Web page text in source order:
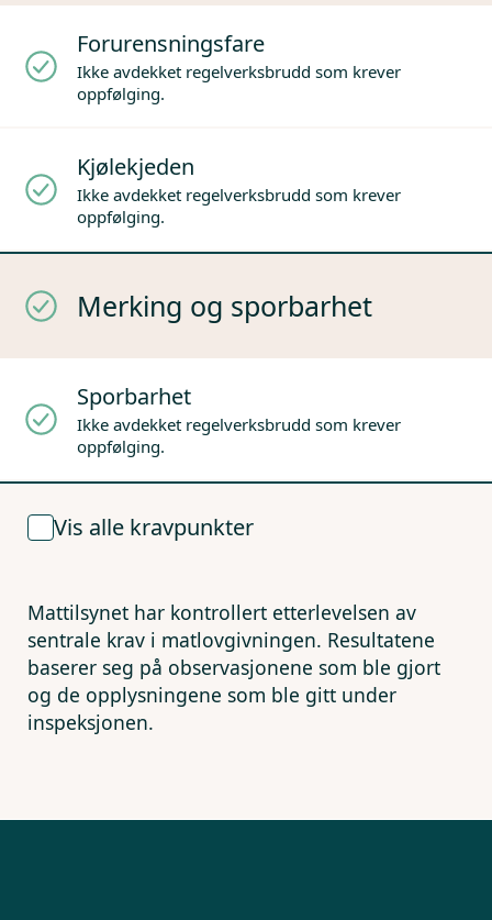
Forurensningsfare
Ikke avdekket regelverksbrudd som krever
oppfølging.
Kjølekjeden
Ikke avdekket regelverksbrudd som krever
oppfølging.
Merking og sporbarhet
Sporbarhet
Ikke avdekket regelverksbrudd som krever
oppfølging.
Vis alle kravpunkter
Mattilsynet har kontrollert etterlevelsen av
sentrale krav i matlovgivningen. Resultatene
baserer seg på observasjonene som ble gjort
og de opplysningene som ble gitt under
inspeksjonen.